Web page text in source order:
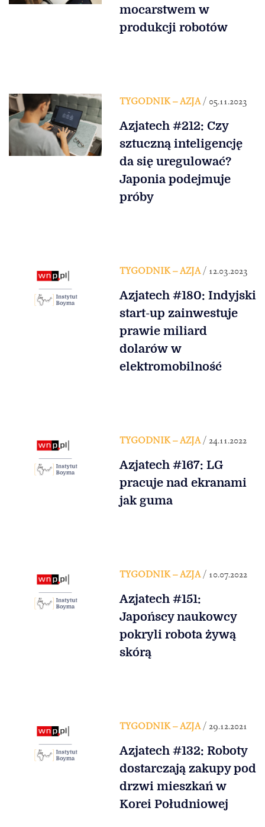
mocarstwem w
produkcji robotów
TYGODNIK – AZJA/ 05.11.2023
Azjatech #212: Czy
sztuczną inteligencję
da się uregulować?
Japonia podejmuje
próby
TYGODNIK – AZJA/ 12.03.2023
Azjatech #180: Indyjski
start-up zainwestuje
prawie miliard
dolarów w
elektromobilność
TYGODNIK – AZJA/ 24.11.2022
Azjatech #167: LG
pracuje nad ekranami
jak guma
TYGODNIK – AZJA/ 10.07.2022
Azjatech #151:
Japońscy naukowcy
pokryli robota żywą
skórą
TYGODNIK – AZJA/ 29.12.2021
Azjatech #132: Roboty
dostarczają zakupy pod
drzwi mieszkań w
Korei Południowej